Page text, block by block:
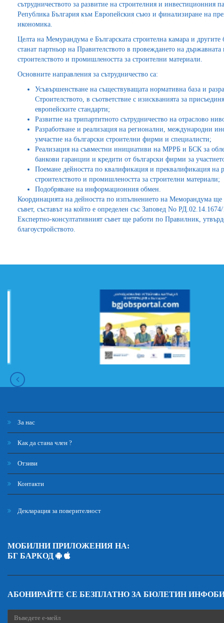
сътрудничеството за развитие на строителния и инвестиционния
Република България към Европейския съюз и финализиране на
икономика.
Целта на Мемурандума е Българската строителна камара и
станат партньор на Правителството в провеждането на държавната
строителството и промишлеността за строителни материали.
Основните направления за сътрудничество са:
Усъвършенстване на съществуващата нормативна база и
Строителството, в съответствие с изискванията за
европейските стандарти;
Развитие на трипартитното сътрудничество на отраслово
Разработване и реализация на регионални, международни
умчастие на български строителни фирми и специалисти;
Реализация на съвместни инициативи на МРРБ и БСК за
банкови гаранции и кредити от български фирми за
Поемане дейността по квалификация и преквалификация на
строителството и промишлеността за строителни материали;
Подобряване на информационния обмен.
Координацията на дейността по изпълнението на Меморандума ще
съвет, съставът на който е определен със Заповед No
Експертно-консултативният съвет ще работи по Правилник,
благоустройството.
За нас
Как да стана член ?
Отзиви
Контакти
Декларация за поверителност
МОБИЛНИ ПРИЛОЖЕНИЯ НА:
БГ БАРКОД
АБОНИРАЙТЕ СЕ БЕЗПЛАТНО ЗА БЮЛЕТИН